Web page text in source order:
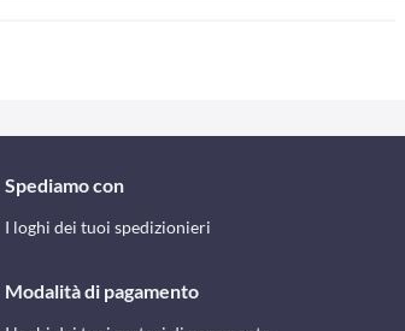
Spediamo con
I loghi dei tuoi spedizionieri
Modalità di pagamento